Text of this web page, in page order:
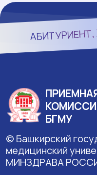
БГМУ
© Башкирский
медицинский
МИНЗДРАВА